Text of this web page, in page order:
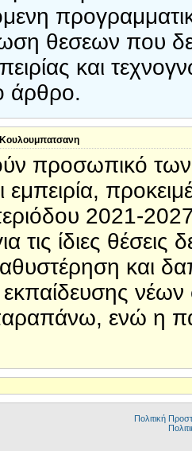
θεσεων που
και
άρθρο.
προσωπικό των
εμπειρία,
2021-
τις ίδιες θέσεις
και
ενώ η
Πολιτική